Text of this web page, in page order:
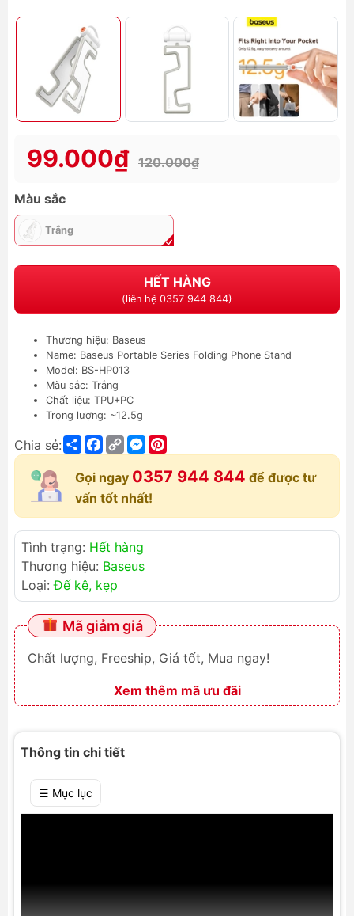
99.000₫ 120.000₫
Màu sắc
Trắng
HẾT HÀNG
(liên hệ 0357 944 844)
Thương hiệu: Baseus
Name: Baseus Portable Series Folding Phone Stand
Model: BS-HP013
Màu sắc: Trắng
Chất liệu: TPU+PC
Trọng lượng: ~12.5g
Chia sẻ: ShareFacebook
Copy
Link
Messenger
Gọi ngay 0357 944 844 để được tư
vấn tốt nhất!
Tình trạng: Hết hàng
Thương hiệu: Baseus
Loại:Đế kê, kẹp
Mã giảm giá
Chất lượng, Freeship, Giá tốt, Mua ngay!
Xem thêm mã ưu đãi
Thông tin chi tiết
☰ Mục lục